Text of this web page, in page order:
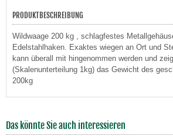
PRODUKTBESCHREIBUNG
Wildwaage 200 kg , schlagfestes
Edelstahlhaken. Exaktes wiegen an Ort und
kann überall mit hingenommen werden und
(Skalenunterteilung 1kg) das Gewicht des
200kg
Das könnte Sie auch interessieren